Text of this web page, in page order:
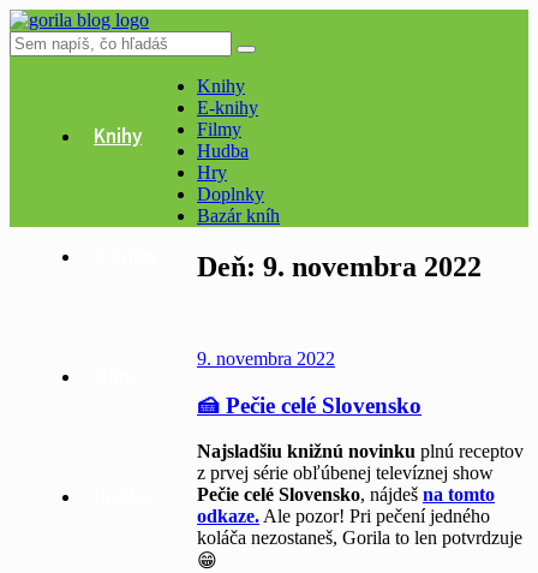
Knihy
Knihy
E-knihy
Filmy
Hudba
Hry
Doplnky
Bazár kníh
Deň: 9. novembra 2022
9. novembra 2022
🍰 Pečie celé Slovensko
Najsladšiu knižnú novinku plnú receptov
z prvej série obľúbenej televíznej show
Pečie celé Slovensko, nájdeš na tomto
odkaze. Ale pozor! Pri pečení jedného
koláča nezostaneš, Gorila to len potvrdzuje
😁